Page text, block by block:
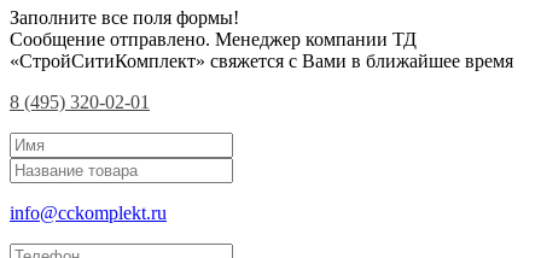
Заполните все поля формы!
Сообщение отправлено. Менеджер компании ТД
«СтройСитиКомплект» свяжется с Вами в ближайшее время
8 (495) 320-02-01
info@cckomplekt.ru